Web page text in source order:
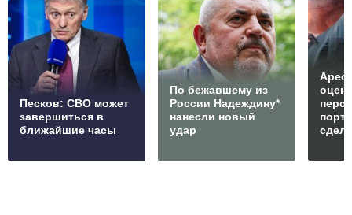
Песков: СВО может
завершиться в
ближайшие часы
По бежавшему из
России Надеждину*
нанесли новый
удар